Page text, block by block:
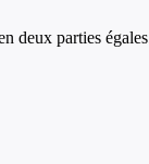
deux parties